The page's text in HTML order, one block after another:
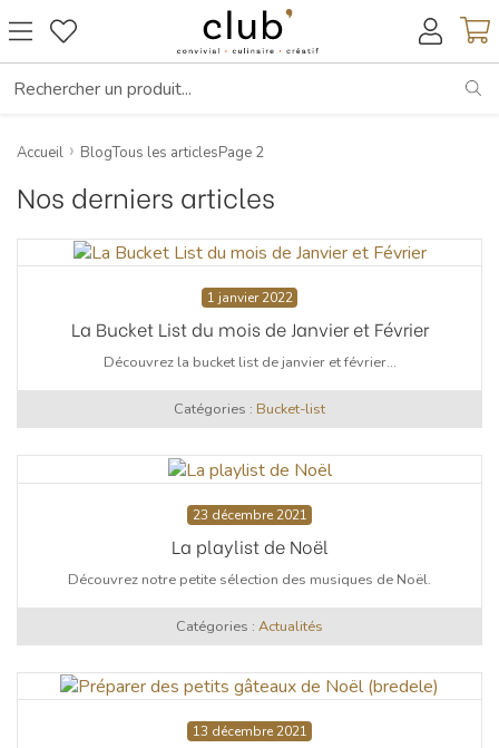
Accueil BlogTous les articlesPage 2
Nos derniers articles
1 janvier 2022
La Bucket List du mois de Janvier et Février
Découvrez la bucket list de janvier et février...
Catégories : Bucket-list
23 décembre 2021
La playlist de Noël
Découvrez notre petite sélection des musiques de Noël.
Catégories : Actualités
13 décembre 2021